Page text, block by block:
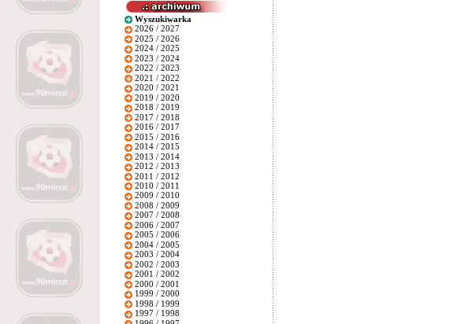
Wyszukiwarka
2026 / 2027
2025 / 2026
2024 / 2025
2023 / 2024
2022 / 2023
2021 / 2022
2020 / 2021
2019 / 2020
2018 / 2019
2017 / 2018
2016 / 2017
2015 / 2016
2014 / 2015
2013 / 2014
2012 / 2013
2011 / 2012
2010 / 2011
2009 / 2010
2008 / 2009
2007 / 2008
2006 / 2007
2005 / 2006
2004 / 2005
2003 / 2004
2002 / 2003
2001 / 2002
2000 / 2001
1999 / 2000
1998 / 1999
1997 / 1998